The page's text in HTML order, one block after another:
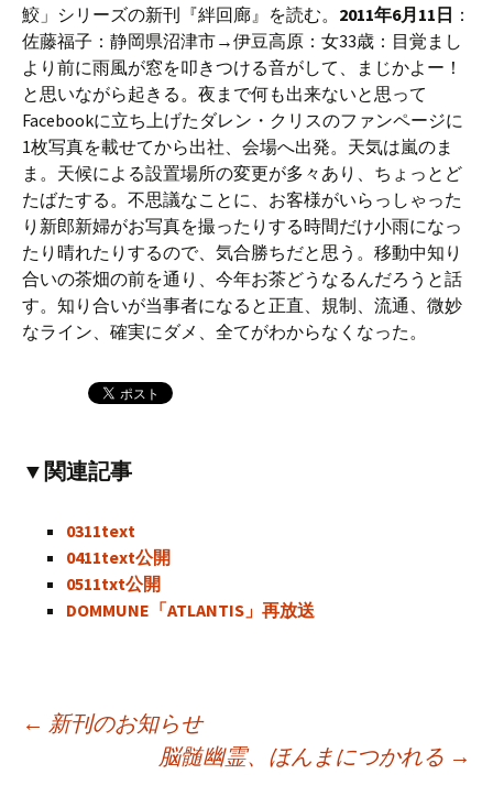
鮫」シリーズの新刊『絆回廊』を読む。 2011年6月11日 ：
佐藤福子：静岡県沼津市→伊豆高原：女33歳：目覚まし
より前に雨風が窓を叩きつける音がして、まじかよー！
と思いながら起きる。夜まで何も出来ないと思って
Facebookに立ち上げたダレン・クリスのファンページに
1枚写真を載せてから出社、会場へ出発。天気は嵐のま
ま。天候による設置場所の変更が多々あり、ちょっとど
たばたする。不思議なことに、お客様がいらっしゃった
り新郎新婦がお写真を撮ったりする時間だけ小雨になっ
たり晴れたりするので、気合勝ちだと思う。移動中知り
合いの茶畑の前を通り、今年お茶どうなるんだろうと話
す。知り合いが当事者になると正直、規制、流通、微妙
なライン、確実にダメ、全てがわからなくなった。
▼関連記事
0311text
0411text公開
0511txt公開
DOMMUNE「ATLANTIS」再放送
← 新刊のお知らせ
脳髄幽霊、ほんまにつかれる →